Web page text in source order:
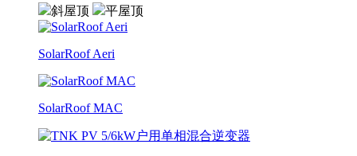
斜屋顶 平屋顶
SolarRoof Aeri
SolarRoof MAC